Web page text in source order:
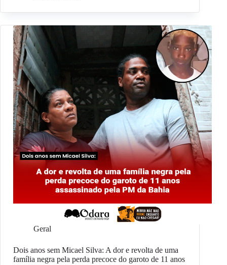
Geral
Dois anos sem Micael Silva: A dor e revolta de uma
família negra pela perda precoce do garoto de 11 anos